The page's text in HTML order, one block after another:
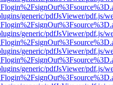
generic/pdfJsViewer/pdf.js/
generic/pdfJsViewer/pdf.js/
generic/pdfJsViewer/pdf.js/
generic/pdfJsViewer/pdf.js/